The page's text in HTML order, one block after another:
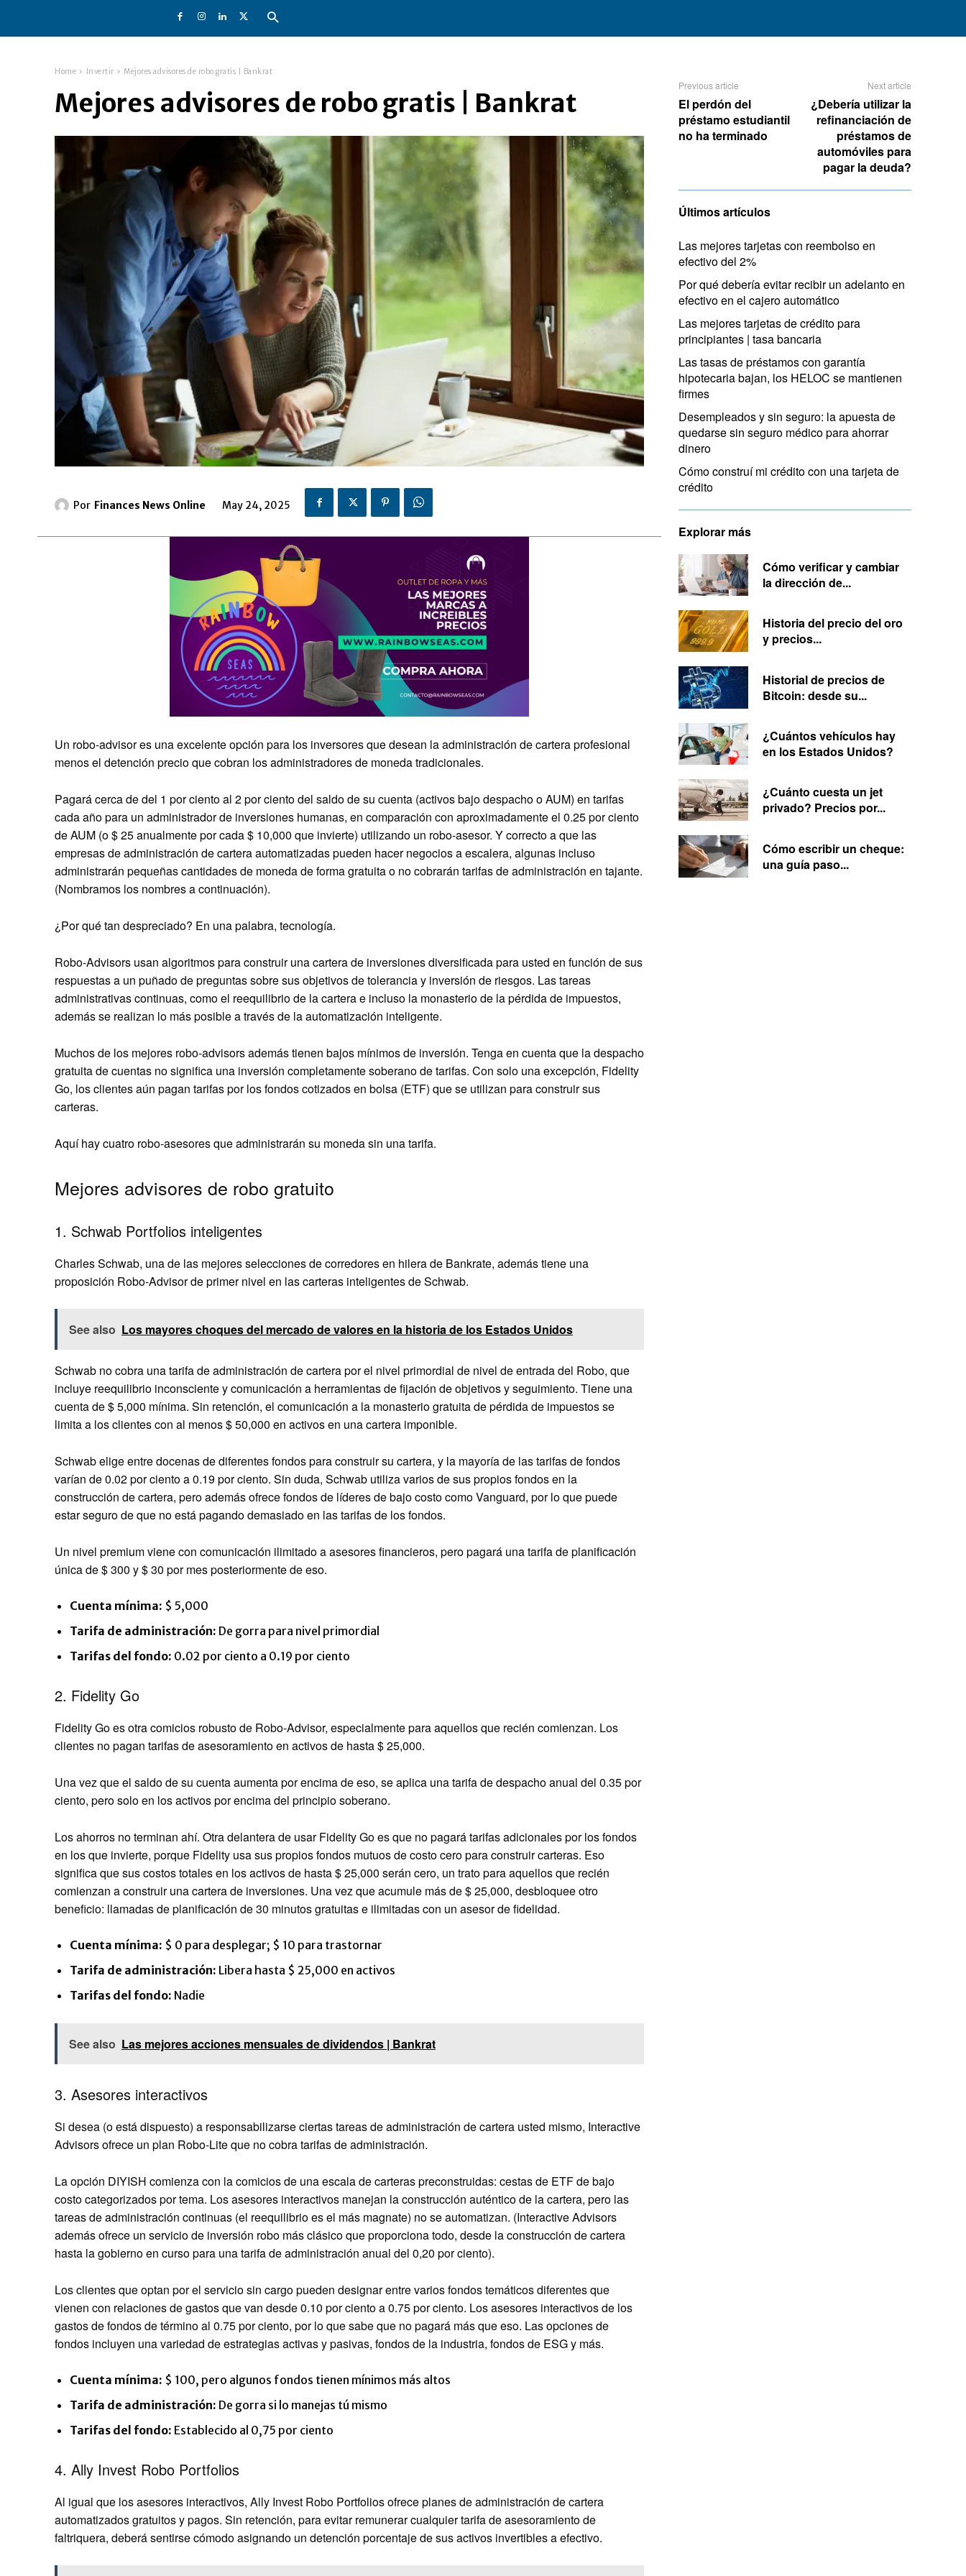
Home Invertir Mejores advisores de robo gratis | Bankrat
Mejores advisores de robo gratis | Bankrat
Por Finances News Online May 24, 2025
Un robo-advisor es una excelente opción para los inversores que desean la administración de cartera profesional
menos el detención precio que cobran los administradores de moneda tradicionales.
Pagará cerca de del 1 por ciento al 2 por ciento del saldo de su cuenta (activos bajo despacho o AUM) en tarifas
cada año para un administrador de inversiones humanas, en comparación con aproximadamente el 0.25 por ciento
de AUM (o $ 25 anualmente por cada $ 10,000 que invierte) utilizando un robo-asesor. Y correcto a que las
empresas de administración de cartera automatizadas pueden hacer negocios a escalera, algunas incluso
administrarán pequeñas cantidades de moneda de forma gratuita o no cobrarán tarifas de administración en tajante.
(Nombramos los nombres a continuación).
¿Por qué tan despreciado? En una palabra, tecnología.
Robo-Advisors usan algoritmos para construir una cartera de inversiones diversificada para usted en función de sus
respuestas a un puñado de preguntas sobre sus objetivos de tolerancia y inversión de riesgos. Las tareas
administrativas continuas, como el reequilibrio de la cartera e incluso la monasterio de la pérdida de impuestos,
además se realizan lo más posible a través de la automatización inteligente.
Muchos de los mejores robo-advisors además tienen bajos mínimos de inversión. Tenga en cuenta que la despacho
gratuita de cuentas no significa una inversión completamente soberano de tarifas. Con solo una excepción, Fidelity
Go, los clientes aún pagan tarifas por los fondos cotizados en bolsa (ETF) que se utilizan para construir sus
carteras.
Aquí hay cuatro robo-asesores que administrarán su moneda sin una tarifa.
Mejores advisores de robo gratuito
1. Schwab Portfolios inteligentes
Charles Schwab, una de las mejores selecciones de corredores en hilera de Bankrate, además tiene una
proposición Robo-Advisor de primer nivel en las carteras inteligentes de Schwab.
See also Los mayores choques del mercado de valores en la historia de los Estados Unidos
Schwab no cobra una tarifa de administración de cartera por el nivel primordial de nivel de entrada del Robo, que
incluye reequilibrio inconsciente y comunicación a herramientas de fijación de objetivos y seguimiento. Tiene una
cuenta de $ 5,000 mínima. Sin retención, el comunicación a la monasterio gratuita de pérdida de impuestos se
limita a los clientes con al menos $ 50,000 en activos en una cartera imponible.
Schwab elige entre docenas de diferentes fondos para construir su cartera, y la mayoría de las tarifas de fondos
varían de 0.02 por ciento a 0.19 por ciento. Sin duda, Schwab utiliza varios de sus propios fondos en la
construcción de cartera, pero además ofrece fondos de líderes de bajo costo como Vanguard, por lo que puede
estar seguro de que no está pagando demasiado en las tarifas de los fondos.
Un nivel premium viene con comunicación ilimitado a asesores financieros, pero pagará una tarifa de planificación
única de $ 300 y $ 30 por mes posteriormente de eso.
Cuenta mínima: $ 5,000
Tarifa de administración: De gorra para nivel primordial
Tarifas del fondo: 0.02 por ciento a 0.19 por ciento
2. Fidelity Go
Fidelity Go es otra comicios robusto de Robo-Advisor, especialmente para aquellos que recién comienzan. Los
clientes no pagan tarifas de asesoramiento en activos de hasta $ 25,000.
Una vez que el saldo de su cuenta aumenta por encima de eso, se aplica una tarifa de despacho anual del 0.35 por
ciento, pero solo en los activos por encima del principio soberano.
Los ahorros no terminan ahí. Otra delantera de usar Fidelity Go es que no pagará tarifas adicionales por los fondos
en los que invierte, porque Fidelity usa sus propios fondos mutuos de costo cero para construir carteras. Eso
significa que sus costos totales en los activos de hasta $ 25,000 serán cero, un trato para aquellos que recién
comienzan a construir una cartera de inversiones. Una vez que acumule más de $ 25,000, desbloquee otro
beneficio: llamadas de planificación de 30 minutos gratuitas e ilimitadas con un asesor de fidelidad.
Cuenta mínima: $ 0 para desplegar; $ 10 para trastornar
Tarifa de administración: Libera hasta $ 25,000 en activos
Tarifas del fondo: Nadie
See also Las mejores acciones mensuales de dividendos | Bankrat
3. Asesores interactivos
Si desea (o está dispuesto) a responsabilizarse ciertas tareas de administración de cartera usted mismo, Interactive
Advisors ofrece un plan Robo-Lite que no cobra tarifas de administración.
La opción DIYISH comienza con la comicios de una escala de carteras preconstruidas: cestas de ETF de bajo
costo categorizados por tema. Los asesores interactivos manejan la construcción auténtico de la cartera, pero las
tareas de administración continuas (el reequilibrio es el más magnate) no se automatizan. (Interactive Advisors
además ofrece un servicio de inversión robo más clásico que proporciona todo, desde la construcción de cartera
hasta la gobierno en curso para una tarifa de administración anual del 0,20 por ciento).
Los clientes que optan por el servicio sin cargo pueden designar entre varios fondos temáticos diferentes que
vienen con relaciones de gastos que van desde 0.10 por ciento a 0.75 por ciento. Los asesores interactivos de los
gastos de fondos de término al 0.75 por ciento, por lo que sabe que no pagará más que eso. Las opciones de
fondos incluyen una variedad de estrategias activas y pasivas, fondos de la industria, fondos de ESG y más.
Cuenta mínima: $ 100, pero algunos fondos tienen mínimos más altos
Tarifa de administración: De gorra si lo manejas tú mismo
Tarifas del fondo: Establecido al 0,75 por ciento
4. Ally Invest Robo Portfolios
Al igual que los asesores interactivos, Ally Invest Robo Portfolios ofrece planes de administración de cartera
automatizados gratuitos y pagos. Sin retención, para evitar remunerar cualquier tarifa de asesoramiento de
faltriquera, deberá sentirse cómodo asignando un detención porcentaje de sus activos invertibles a efectivo.
Previous article
El perdón del
préstamo estudiantil
no ha terminado
Next article
¿Debería utilizar la
refinanciación de
préstamos de
automóviles para
pagar la deuda?
Últimos artículos
Las mejores tarjetas con reembolso en
efectivo del 2%
Por qué debería evitar recibir un adelanto en
efectivo en el cajero automático
Las mejores tarjetas de crédito para
principiantes | tasa bancaria
Las tasas de préstamos con garantía
hipotecaria bajan, los HELOC se mantienen
firmes
Desempleados y sin seguro: la apuesta de
quedarse sin seguro médico para ahorrar
dinero
Cómo construí mi crédito con una tarjeta de
crédito
Explorar más
Cómo verificar y cambiar
la dirección de...
Historia del precio del oro
y precios...
Historial de precios de
Bitcoin: desde su...
¿Cuántos vehículos hay
en los Estados Unidos?
¿Cuánto cuesta un jet
privado? Precios por...
Cómo escribir un cheque:
una guía paso...